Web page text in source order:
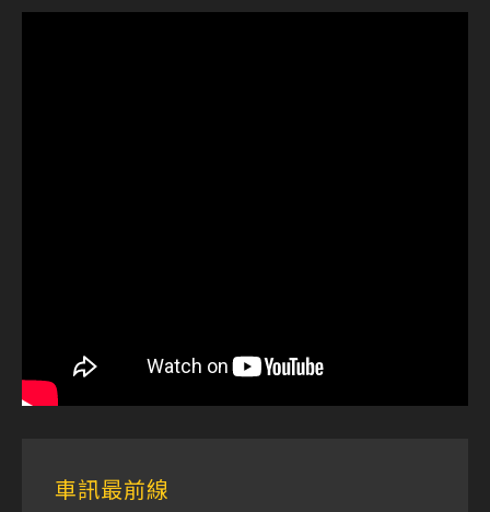
車訊最前線